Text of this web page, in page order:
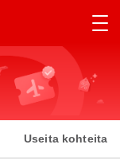
Useita kohteita